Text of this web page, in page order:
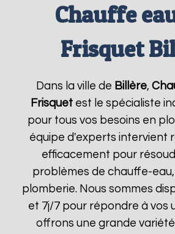
Chauffe
Frisquet
Dans la ville de Billère,
Frisquet est le spécialiste
pour tous vos besoins en
équipe d'experts intervient
efficacement pour
problèmes de chauffe-
plomberie. Nous sommes
et 7j/7 pour répondre à vos
offrons une grande